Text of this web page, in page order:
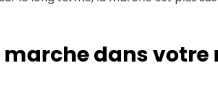
marche dans